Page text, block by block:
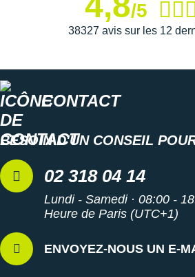
/5
38327 avis sur les 12
CONTACT
BESOIN D'UN CONSEIL
02 318 04 14
Lundi - Samedi · 08:00 -
Heure de Paris (UTC+1)
ENVOYEZ-NOUS UN E-